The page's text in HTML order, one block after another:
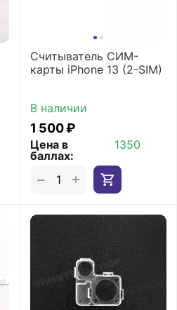
Считыватель СИМ-
карты iPhone 13 (2-SIM)
В наличии
1 500₽
Цена в
баллах:
1350
+
−